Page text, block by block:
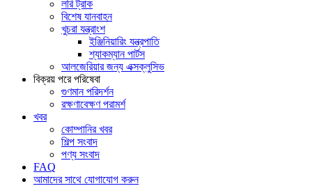
লরি ট্রাক
বিশেষ যানবাহন
খুচরা যন্ত্রাংশ
ইঞ্জিনিয়ারিং যন্ত্রপাতি
শ্যাকম্যান পার্টস
আলজেরিয়ার জন্য এক্সক্লুসিভ
বিক্রয় পরে পরিষেবা
গুণমান পরিদর্শন
রক্ষণাবেক্ষণ পরামর্শ
খবর
কোম্পানির খবর
শিল্প সংবাদ
পণ্য সংবাদ
FAQ
আমাদের সাথে যোগাযোগ করুন